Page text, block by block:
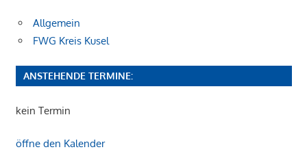
Allgemein
FWG Kreis Kusel
ANSTEHENDE TERMINE:
kein Termin
öffne den Kalender